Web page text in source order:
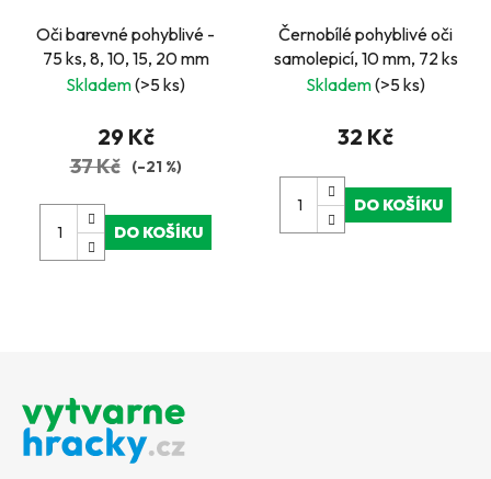
Oči barevné pohyblivé -
75 ks, 8, 10, 15, 20 mm
Skladem(>5 ks)
29 Kč
37 Kč (–21 %)
DO KOŠÍKU
Černobílé pohyblivé oči
samolepicí, 10 mm, 72 ks
Skladem(>5 ks)
32 Kč
DO KOŠÍKU